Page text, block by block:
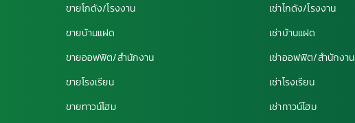
ขายโกดัง/โรงงาน
ขายบ้านแฝด
ขายออฟฟิต/สำนักงาน
ขายโรงเรียน
ขายทาวน์โฮม
เช่าโกดัง/โรงงาน
เช่าบ้านแฝด
เช่าออฟฟิต/สำนักงาน
เช่าโรงเรียน
เช่าทาวน์โฮม